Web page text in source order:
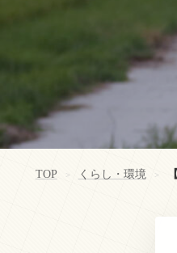
TOP > くらし・環境 >